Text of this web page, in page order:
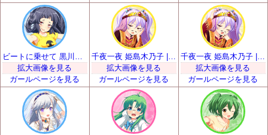
拡大画像を見る
ガールページを見る
千夜一夜 姫島木乃子 | SR
拡大画像を見る
ガールページを見る
千夜一夜 姫島木乃子 | SR
拡大画像を見る
ガールページを見る